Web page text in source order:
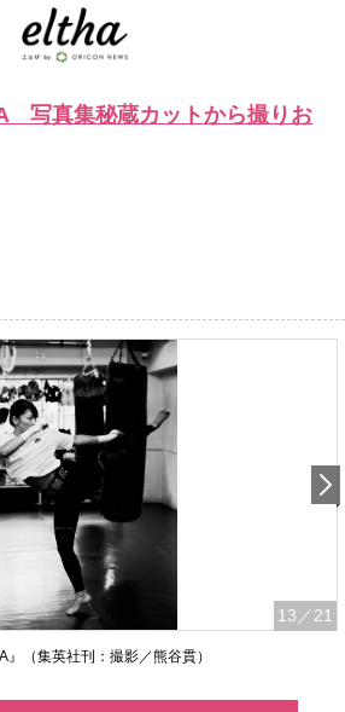
写真集秘蔵カットから撮りお
13 ／21
』（集英社刊：撮影／熊谷貫）